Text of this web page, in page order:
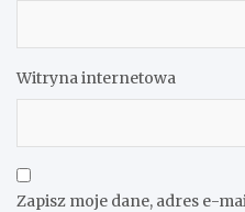
Witryna internetowa
Zapisz moje dane, adres e-